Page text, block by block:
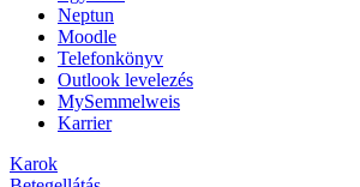
Neptun
Moodle
Telefonkönyv
Outlook levelezés
MySemmelweis
Karrier
Karok